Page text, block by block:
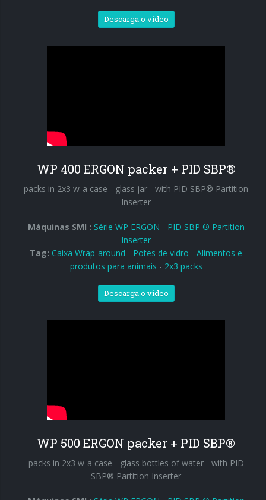
Descarga o vídeo
WP 400 ERGON packer + PID SBP®
packs in 2x3 w-a case - glass jar - with PID SBP® Partition
Inserter
Máquinas SMI : Série WP ERGON - PID SBP ® Partition
Inserter
Tag: Caixa Wrap-around - Potes de vidro - Alimentos e
produtos para animais - 2x3 packs
Descarga o vídeo
WP 500 ERGON packer + PID SBP®
packs in 2x3 w-a case - glass bottles of water - with PID
SBP® Partition Inserter